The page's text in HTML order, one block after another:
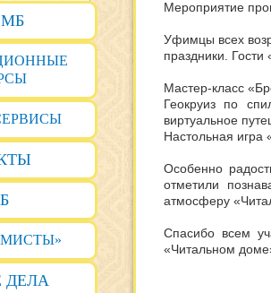
ДЕЛА
Мероприятие
Уфимцы всех
праздники.
Мастер-класс
Геокруиз по
виртуальное
Настольная игра
Особенно
отметили
атмосферу
Спасибо всем
«Читальном